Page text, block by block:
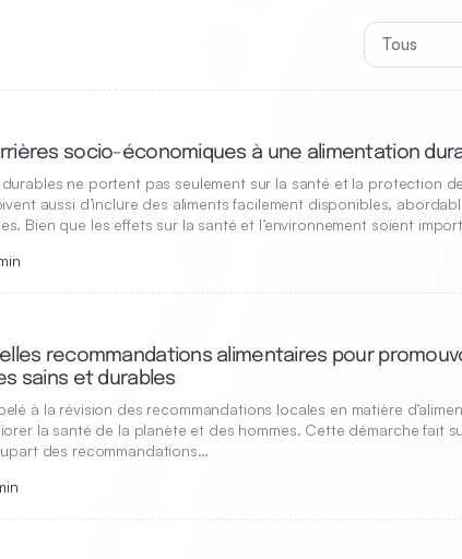
Tous
socio-économiques à une alimentation
durables ne portent pas seulement sur la santé et la protection de
aussi d’inclure des aliments facilement disponibles,
Bien que les effets sur la santé et l’environnement soient
recommandations alimentaires pour
sains et durables
à la révision des recommandations locales en matière
la santé de la planète et des hommes. Cette démarche fait
des recommandations…